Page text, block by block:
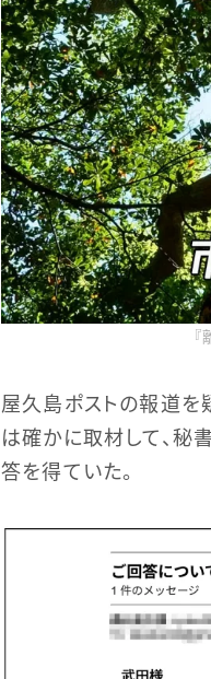
屋久島ポストの報道を
は確かに取材して、秘
答を得ていた。